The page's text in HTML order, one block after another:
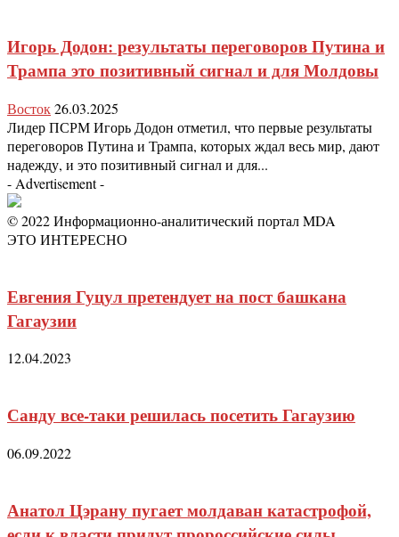
Игорь Додон: результаты переговоров Путина и
Трампа это позитивный сигнал и для Молдовы
Восток26.03.2025
Лидер ПСРМ Игорь Додон отметил, что первые результаты
переговоров Путина и Трампа, которых ждал весь мир, дают
надежду, и это позитивный сигнал и для...
- Advertisement -
© 2022 Информационно-аналитический портал MDA
ЭТО ИНТЕРЕСНО
Евгения Гуцул претендует на пост башкана
Гагаузии
12.04.2023
Санду все-таки решилась посетить Гагаузию
06.09.2022
Анатол Цэрану пугает молдаван катастрофой,